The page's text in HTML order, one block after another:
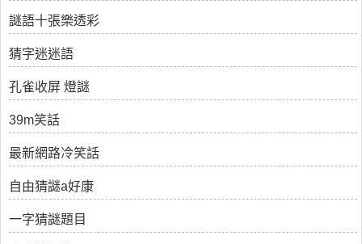
謎語十張樂透彩
猜字迷迷語
孔雀收屏 燈謎
39m笑話
最新網路冷笑話
自由猜謎a好康
一字猜謎題目